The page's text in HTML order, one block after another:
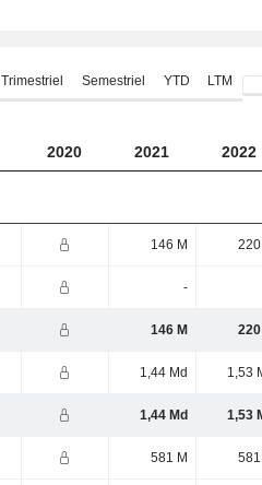
Trimestriel Semestriel YTD LTM
2020 2021 2022
146 M 220
-
146 M 220
1,44 Md 1,53
1,44 Md 1,53
581 M 581